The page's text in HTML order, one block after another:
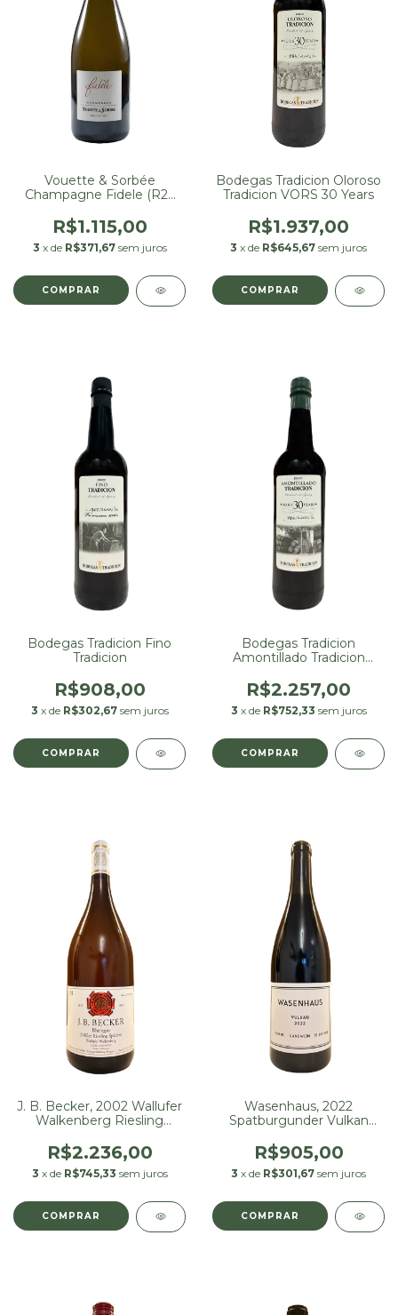
Vouette & Sorbée
Champagne Fidele (R22
R$1.115,00
3 x de R$371,67 sem juros
Bodegas Tradicion Oloroso
Tradicion VORS 30 Years
R$1.937,00
3 x de R$645,67 sem juros
Bodegas Tradicion Fino
Tradicion
R$908,00
3 x de R$302,67 sem juros
Bodegas Tradicion
Amontillado Tradicion
R$2.257,00
3 x de R$752,33 sem juros
J. B. Becker, 2002 Wallufer
Walkenberg Riesling
R$2.236,00
3 x de R$745,33 sem juros
Wasenhaus, 2022
Spatburgunder Vulkan
R$905,00
3 x de R$301,67 sem juros